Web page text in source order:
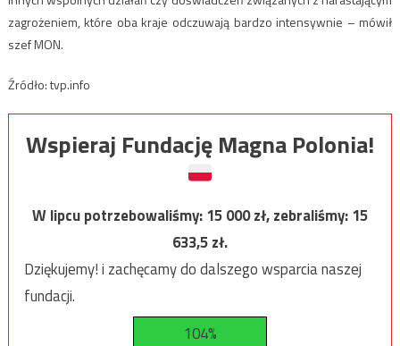
zagrożeniem, które oba kraje odczuwają bardzo intensywnie – mówił
szef MON.
Źródło: tvp.info
Wspieraj Fundację Magna Polonia!
W lipcu potrzebowaliśmy:15 000zł, zebraliśmy:15
633,5zł.
Dziękujemy! i zachęcamy do dalszego wsparcia naszej
fundacji.
104%